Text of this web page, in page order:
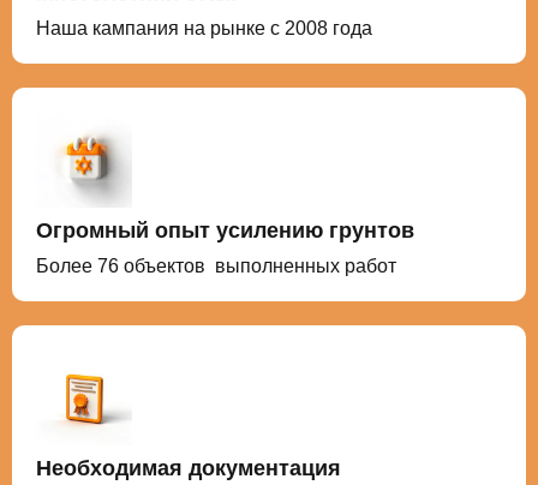
Наша кампания на рынке с 2008 года
Огромный опыт усилению грунтов
Более 76 объектов выполненных работ
Необходимая документация